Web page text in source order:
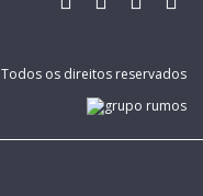
Todos os direitos reservados